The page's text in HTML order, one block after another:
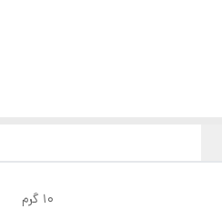
۱۰ گرم